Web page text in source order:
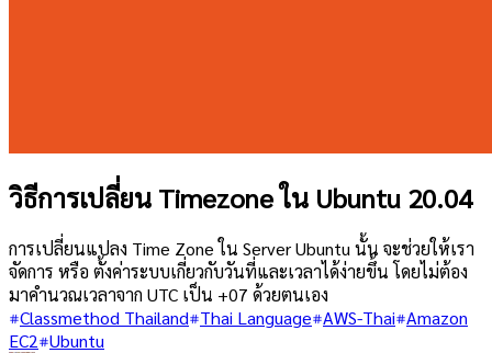
วิธีการเปลี่ยน Timezone ใน Ubuntu 20.04
การเปลี่ยนแปลง Time Zone ใน Server Ubuntu นั้น จะช่วยให้เรา
จัดการ หรือ ตั้งค่าระบบเกี่ยวกับวันที่และเวลาได้ง่ายขึ้น โดยไม่ต้อง
มาคำนวณเวลาจาก UTC เป็น +07 ด้วยตนเอง
Classmethod Thailand Thai Language AWS-Thai Amazon
EC2 Ubuntu